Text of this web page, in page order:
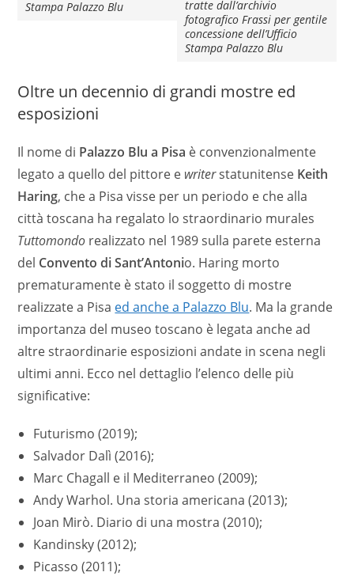
Stampa Palazzo Blu
tratte dall’archivio
fotografico Frassi per gentile
concessione dell’Ufficio
Stampa Palazzo Blu
Oltre un decennio di grandi mostre ed
esposizioni
Il nome di Palazzo Blu a Pisa è convenzionalmente
legato a quello del pittore e writerstatunitense Keith
Haring, che a Pisa visse per un periodo e che alla
città toscana ha regalato lo straordinario murales
Tuttomondo realizzato nel 1989 sulla parete esterna
del Convento di Sant’Antonio. Haring morto
prematuramente è stato il soggetto di mostre
realizzate a Pisa ed anche a Palazzo Blu. Ma la grande
importanza del museo toscano è legata anche ad
altre straordinarie esposizioni andate in scena negli
ultimi anni. Ecco nel dettaglio l’elenco delle più
significative:
Futurismo (2019);
Salvador Dalì (2016);
Marc Chagall e il Mediterraneo (2009);
Andy Warhol. Una storia americana (2013);
Joan Mirò. Diario di una mostra (2010);
Kandinsky (2012);
Picasso (2011);